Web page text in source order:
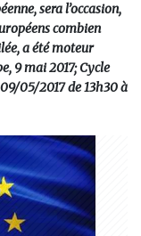
sera l’occasion,
combien
a été moteur
9 mai 2017; Cycle
05/2017 de 13h30 à